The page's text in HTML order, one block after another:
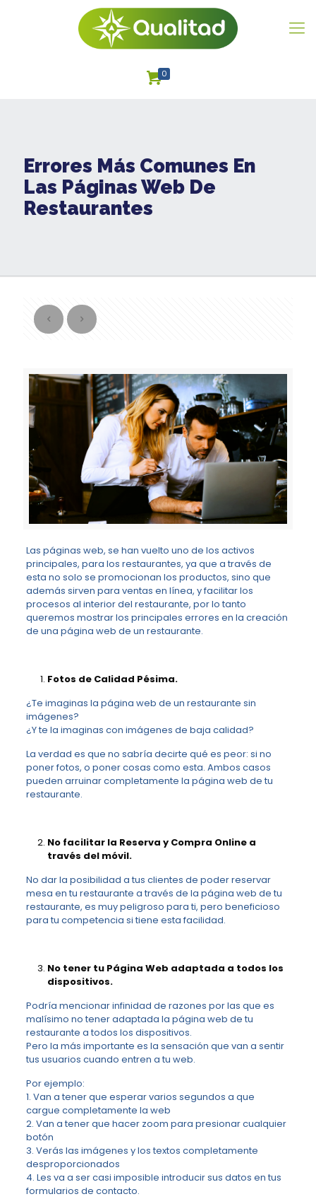
0
Errores Más Comunes En
Las Páginas Web De
Restaurantes
Las páginas web, se han vuelto uno de los activos
principales, para los restaurantes, ya que a través de
esta no solo se promocionan los productos, sino que
además sirven para ventas en línea, y facilitar los
procesos al interior del restaurante, por lo tanto
queremos mostrar los principales errores en la creación
de una página web de un restaurante.
Fotos de Calidad Pésima.
¿Te imaginas la página web de un restaurante sin
imágenes?
¿Y te la imaginas con imágenes de baja calidad?
La verdad es que no sabría decirte qué es peor: si no
poner fotos, o poner cosas como esta. Ambos casos
pueden arruinar completamente la página web de tu
restaurante.
No facilitar la Reserva y Compra Online a
través del móvil.
No dar la posibilidad a tus clientes de poder reservar
mesa en tu restaurante a través de la página web de tu
restaurante, es muy peligroso para ti, pero beneficioso
para tu competencia si tiene esta facilidad.
No tener tu Página Web adaptada a todos los
dispositivos.
Podría mencionar infinidad de razones por las que es
malísimo no tener adaptada la página web de tu
restaurante a todos los dispositivos.
Pero la más importante es la sensación que van a sentir
tus usuarios cuando entren a tu web.
Por ejemplo:
1. Van a tener que esperar varios segundos a que
cargue completamente la web
2. Van a tener que hacer zoom para presionar cualquier
botón
3. Verás las imágenes y los textos completamente
desproporcionados
4. Les va a ser casi imposible introducir sus datos en tus
formularios de contacto.